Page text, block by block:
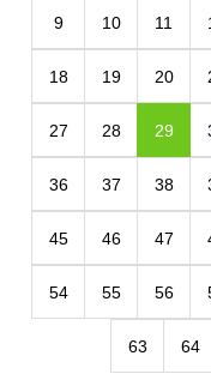
9 10 11
18 19 20
27 28 29
36 37 38
45 46 47
54 55 56
63 64